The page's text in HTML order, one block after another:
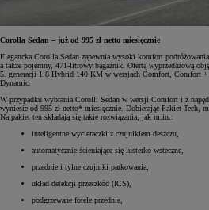
Corolla Sedan – już od 995 zł netto miesięcznie
Elegancka Corolla Sedan zapewnia wysoki komfort
a także pojemny, 471-litrowy bagażnik. Ofertą wyprzedażową
5. generacji 1.8 Hybrid 140 KM w wersjach Comfort, Comfort
Dynamic.
W przypadku wybrania Corolli Sedan w wersji Comfort i z
wyniesie od 995 zł netto* miesięcznie. Dobierając Pakiet Tech,
Na pakiet ten składają się takie rozwiązania, jak m.in.:
inteligentne wycieraczki z czujnikiem deszczu,
automatycznie ścieniające się lusterko wsteczne,
przednie i tylne czujniki parkowania,
układ detekcji przeszkód (ICS),
podgrzewane fotele przednie,